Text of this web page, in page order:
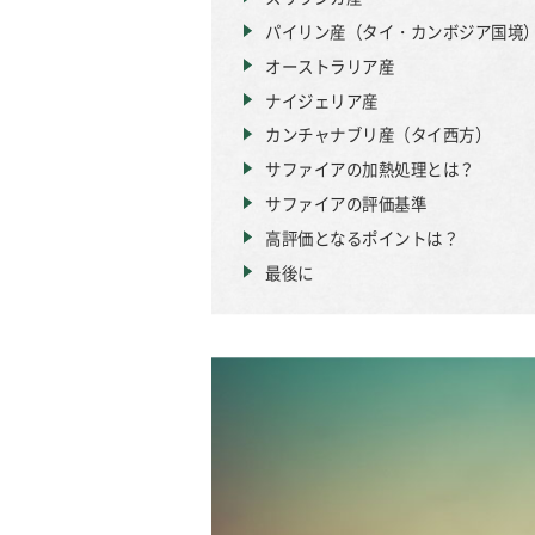
パイリン産（タイ・カンボジア国境
オーストラリア産
ナイジェリア産
カンチャナブリ産（タイ西方）
サファイアの加熱処理とは？
サファイアの評価基準
高評価となるポイントは？
最後に